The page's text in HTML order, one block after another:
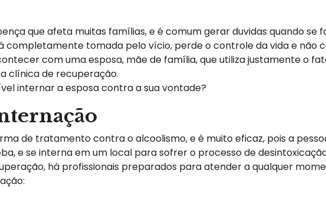
que afeta muitas famílias, e é comum gerar duvidas quando se
completamente tomada pelo vício, perde o controle da vida e não
com uma esposa, mãe de família, que utiliza justamente o
clínica de recuperação.
internar a esposa contra a sua vontade?
de tratamento contra o alcoolismo, e é muito eficaz, pois a
e se interna em um local para sofrer o processo de
há profissionais preparados para atender a qualquer